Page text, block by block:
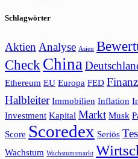
Schlagwörter
Aktien Analyse Asien
Check China
Ethereum EU Europa FED
Halbleiter Immobilien Inflation
Investment Kapital Markt Musk
Score Scoredex Seriös
Wachstum Wachstumsmarkt